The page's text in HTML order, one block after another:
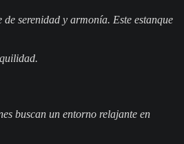
serenidad y armonía. Este estanque
buscan un entorno relajante en